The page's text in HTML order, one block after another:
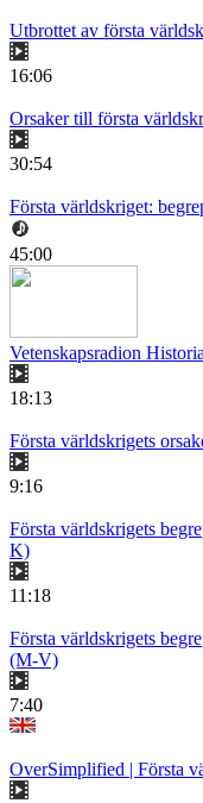
Utbrottet av första
16:06
Orsaker till första
30:54
Första världskriget:
45:00
Vetenskapsradion
18:13
Första världskrigets
9:16
Första världskrigets
K)
11:18
Första världskrigets
(M-V)
7:40
OverSimplified | Första